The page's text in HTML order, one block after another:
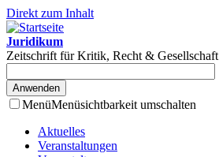
Direkt zum Inhalt
Juridikum
Zeitschrift für Kritik, Recht & Gesellschaft
MenüMenüsichtbarkeit umschalten
Aktuelles
Veranstaltungen